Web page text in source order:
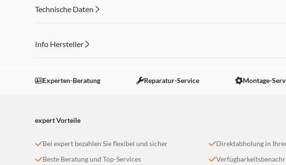
Technische Daten
Info Hersteller
Einstellungen anpassen
Experten-Beratung Reparatur-Service Montage-
expert Vorteile
Bei expert bezahlen Sie flexibel und sicher
Beste Beratung und Top-Services
Direktabholung in